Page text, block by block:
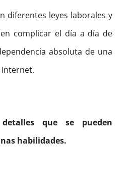
diferentes leyes laborales y
complicar el día a día de
absoluta de una
que se pueden
habilidades.